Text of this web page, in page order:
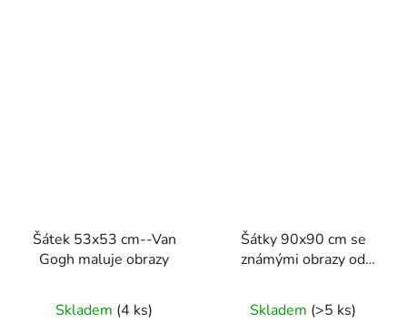
Šátek 53x53 cm--Van
Gogh maluje obrazy
Skladem (4 ks)
Šátky 90x90 cm se
známými obrazy od
Skladem (>5 ks)